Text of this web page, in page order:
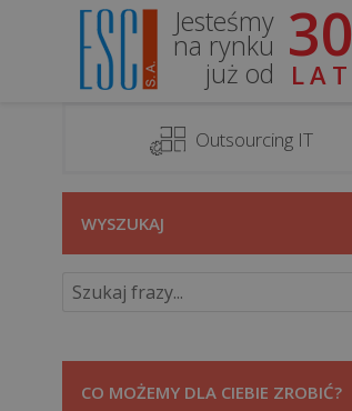
Jesteśmy
na rynku
już od
30
LAT
Outsourcing IT
WYSZUKAJ
CO MOŻEMY DLA CIEBIE ZROBIĆ?